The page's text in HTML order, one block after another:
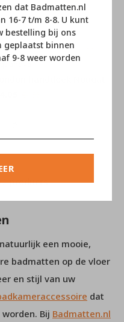
dat Badmatten.nl
16-7 t/m 8-8. U kunt
bestelling bij ons
geplaatst binnen
9-8 weer worden
products
een mooie,
badmatten op de vloer
en stijl van uw
dat
Bij Badmatten.nl